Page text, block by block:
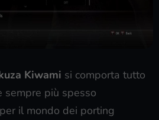
Kiwami si comporta tutto
sempre più spesso
il mondo dei porting